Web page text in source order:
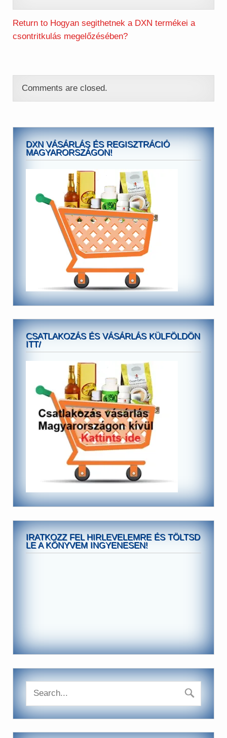
Return to Hogyan segithetnek a DXN termékei a
csontritkulás megelőzésében?
Comments are closed.
DXN VÁSÁRLÁS ÉS REGISZTRÁCIÓ
MAGYARORSZÁGON!
CSATLAKOZÁS ÉS VÁSÁRLÁS KÜLFÖLDÖN
ITT/
IRATKOZZ FEL HIRLEVELEMRE ÉS TÖLTSD
LE A KÖNYVEM INGYENESEN!